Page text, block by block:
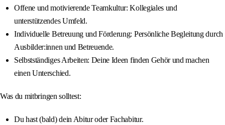
Offene und motivierende Teamkultur: Kollegiales und
unterstützendes Umfeld.
Individuelle Betreuung und Förderung: Persönliche Begleitung durch
Ausbilder:innen und Betreuende.
Selbstständiges Arbeiten: Deine Ideen finden Gehör und machen
einen Unterschied.
Was du mitbringen solltest:
Du hast (bald) dein Abitur oder Fachabitur.